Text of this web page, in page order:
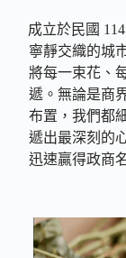
成立於民國
寧靜交織的城
將每一束花、
遞。無論是商
布置，我們都
遞出最深刻的
迅速贏得政商